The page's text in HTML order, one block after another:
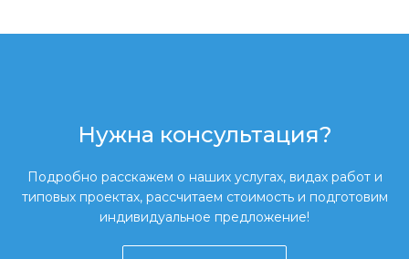
Нужна консультация?
Подробно расскажем о наших услугах, видах работ и
типовых проектах, рассчитаем стоимость и подготовим
индивидуальное предложение!